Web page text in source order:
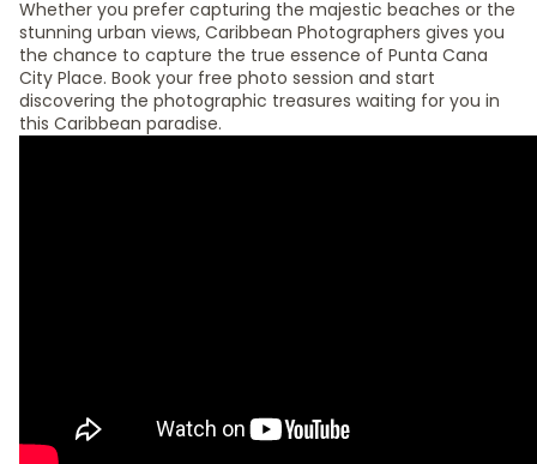
Whether you prefer capturing the majestic beaches or the
stunning urban views, Caribbean Photographers gives you
the chance to capture the true essence of Punta Cana
City Place. Book your free photo session and start
discovering the photographic treasures waiting for you in
this Caribbean paradise.